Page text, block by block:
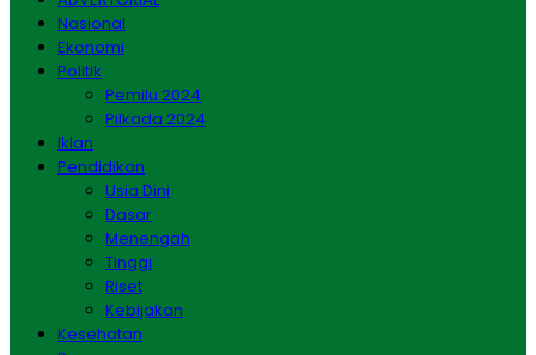
Nasional
Ekonomi
Politik
Pemilu 2024
Pilkada 2024
Iklan
Pendidikan
Usia Dini
Dasar
Menengah
Tinggi
Riset
Kebijakan
Kesehatan